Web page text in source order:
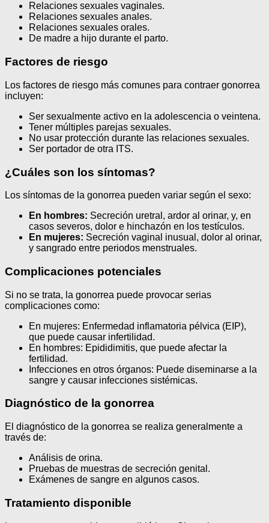
Relaciones sexuales vaginales.
Relaciones sexuales anales.
Relaciones sexuales orales.
De madre a hijo durante el parto.
Factores de riesgo
Los factores de riesgo más comunes para contraer gonorrea
incluyen:
Ser sexualmente activo en la adolescencia o veintena.
Tener múltiples parejas sexuales.
No usar protección durante las relaciones sexuales.
Ser portador de otra ITS.
¿Cuáles son los síntomas?
Los síntomas de la gonorrea pueden variar según el sexo:
En hombres: Secreción uretral, ardor al orinar, y, en
casos severos, dolor e hinchazón en los testículos.
En mujeres: Secreción vaginal inusual, dolor al orinar,
y sangrado entre periodos menstruales.
Complicaciones potenciales
Si no se trata, la gonorrea puede provocar serias
complicaciones como:
En mujeres: Enfermedad inflamatoria pélvica (EIP),
que puede causar infertilidad.
En hombres: Epididimitis, que puede afectar la
fertilidad.
Infecciones en otros órganos: Puede diseminarse a la
sangre y causar infecciones sistémicas.
Diagnóstico de la gonorrea
El diagnóstico de la gonorrea se realiza generalmente a
través de:
Análisis de orina.
Pruebas de muestras de secreción genital.
Exámenes de sangre en algunos casos.
Tratamiento disponible